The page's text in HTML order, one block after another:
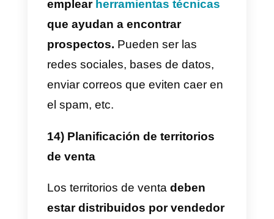
investigación continua.
dinámica para formar a los
vendedores es que expongan
sus conocimientos y que sepan
en qué se diferencia tu empresa
de las competidoras, tanto en
estrategias y visiones como en
productos.